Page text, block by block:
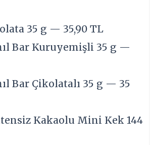
35 g — 35,90 TL
Bar Kuruyemişli 35 g —
Bar Çikolatalı 35 g — 35
Kakaolu Mini Kek 144